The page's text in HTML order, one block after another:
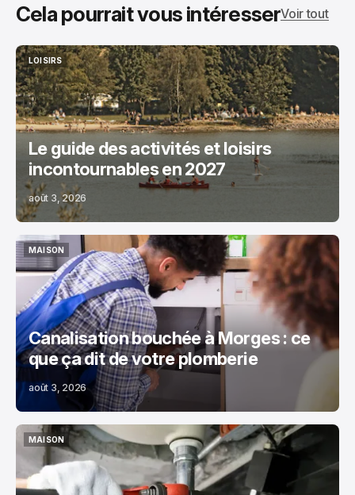
Cela pourrait vous intéresserVoir tout
LOISIRS
LOISIRS
Le guide des activités et loisirs
incontournables en 2027
août 3, 2026
MAISON
MAISON
Canalisation bouchée à Morges : ce
que ça dit de votre plomberie
août 3, 2026
MAISON
MAISON